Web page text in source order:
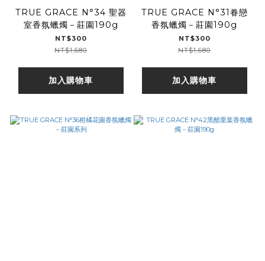
TRUE GRACE N°34 聖器
室香氛蠟燭－莊園190g
NT$300
NT$1,680
加入購物車
TRUE GRACE N°31眷戀
香氛蠟燭－莊園190g
NT$300
NT$1,680
加入購物車